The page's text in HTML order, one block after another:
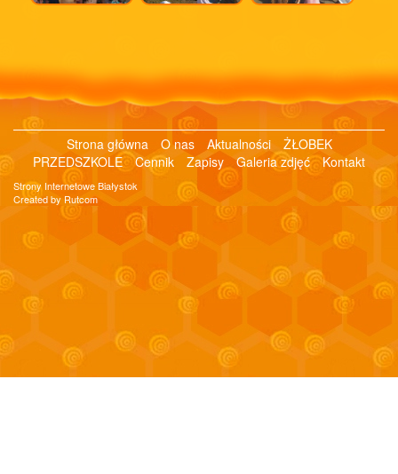
Strona główna O nas Aktualności
ŻŁOBEK
PRZEDSZKOLE Cennik Zapisy Galeria zdjęć Kontakt
Strony Internetowe Białystok
Created by Rutcom